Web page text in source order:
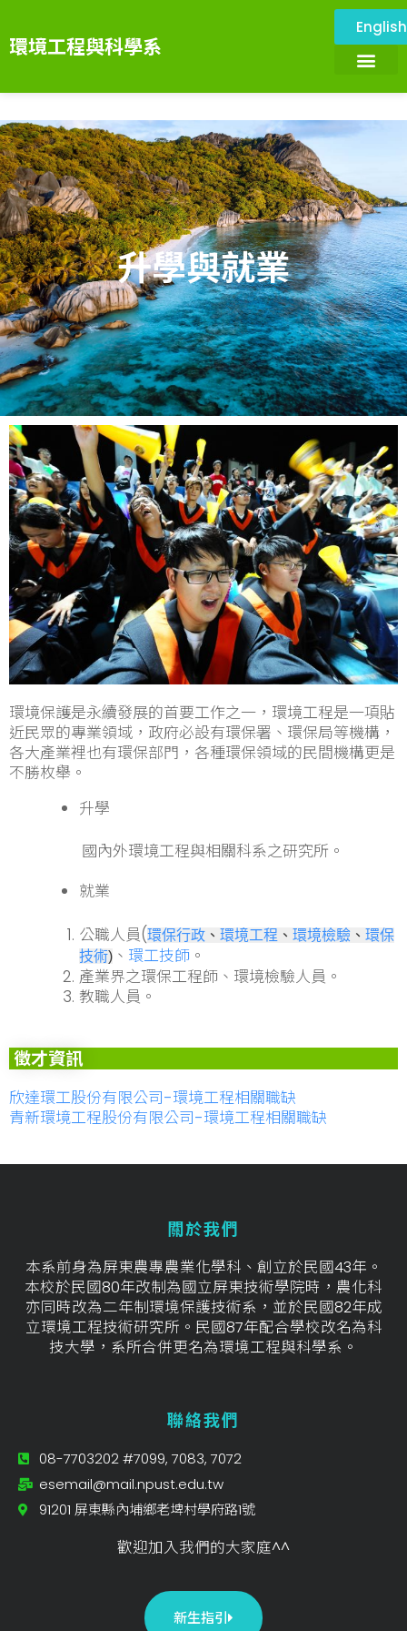
環境工程與科學系
English
升學與就業
環境保護是永續發展的首要工作之一，環境工程是一項貼
近民眾的專業領域，政府必設有環保署、環保局等機構，
各大產業裡也有環保部門，各種環保領域的民間機構更是
不勝枚舉。
升學
國內外環境工程與相關科系之研究所。
就業
公職人員(環保行政、 環境工程 、 環境檢驗、 環保
技術)、 環工技師 。
產業界之環保工程師、環境檢驗人員。
教職人員。
徵才資訊
欣達環工股份有限公司-環境工程相關職缺
青新環境工程股份有限公司-環境工程相關職缺
關於我們
本系前身為屏東農專農業化學科、創立於民國43年。
本校於民國80年改制為國立屏東技術學院時，農化科
亦同時改為二年制環境保護技術系，並於民國82年成
立環境工程技術研究所。民國87年配合學校改名為科
技大學，系所合併更名為環境工程與科學系。
聯絡我們
08-7703202 #7099, 7083, 7072
esemail@mail.npust.edu.tw
91201 屏東縣內埔鄉老埤村學府路1號
歡迎加入我們的大家庭^^
新生指引